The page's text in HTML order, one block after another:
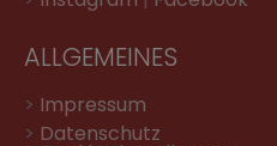
ALLGEMEINES
> Impressum
> Datenschutz